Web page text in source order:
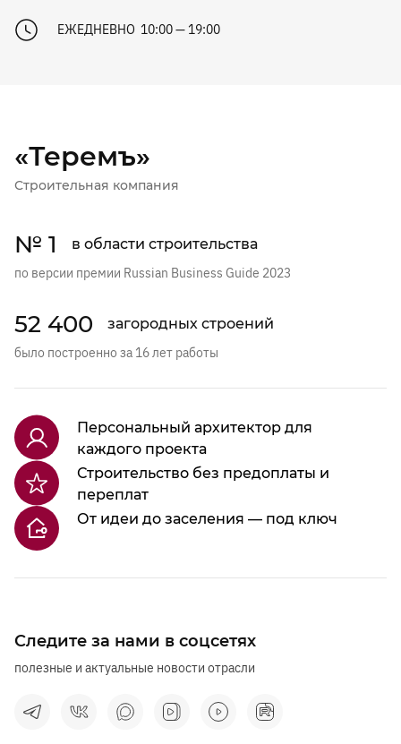
ЕЖЕДНЕВНО 10:00 — 19:00
«Теремъ»
Строительная компания
№ 1 в области строительства
по версии премии Russian Business Guide 2023
52 400 загородных строений
было построенно за 16 лет работы
Следите за нами в соцсетях
полезные и актуальные новости отрасли
Персональный архитектор для
каждого проекта
Строительство без предоплаты и
переплат
От идеи до заселения — под ключ